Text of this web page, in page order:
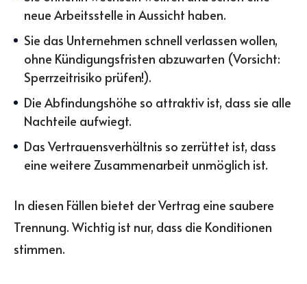
neue Arbeitsstelle in Aussicht haben.
Sie das Unternehmen schnell verlassen wollen,
ohne Kündigungsfristen abzuwarten (Vorsicht:
Sperrzeitrisiko prüfen!).
Die Abfindungshöhe so attraktiv ist, dass sie alle
Nachteile aufwiegt.
Das Vertrauensverhältnis so zerrüttet ist, dass
eine weitere Zusammenarbeit unmöglich ist.
In diesen Fällen bietet der Vertrag eine saubere
Trennung. Wichtig ist nur, dass die Konditionen
stimmen.